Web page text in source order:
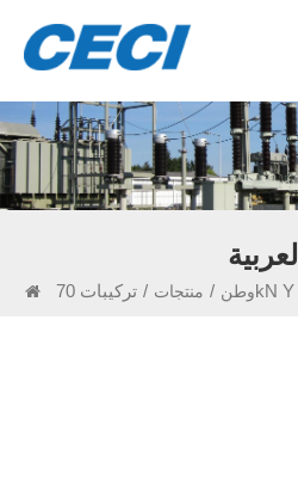
العربية
وطن / منتجات /